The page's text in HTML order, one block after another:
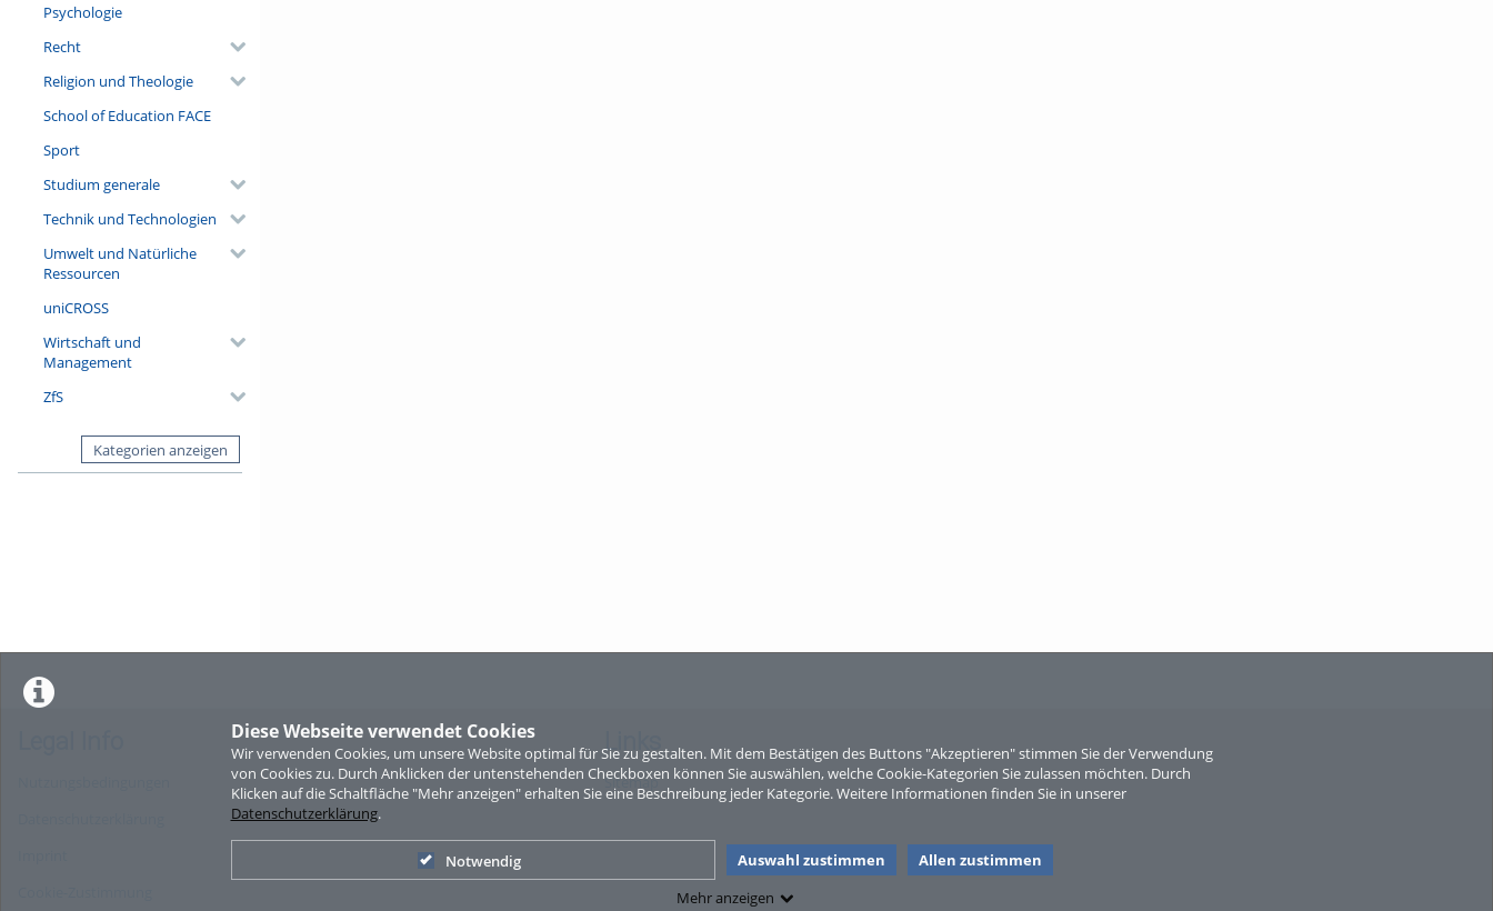
Diese Webseite verwendet Cookies
Wir verwenden Cookies, um unsere Website optimal für Sie zu gestalten. Mit dem Bestätigen des Buttons "Akzeptieren" stimmen Sie der Verwendung
von Cookies zu. Durch Anklicken der untenstehenden Checkboxen können Sie auswählen, welche Cookie-Kategorien Sie zulassen möchten. Durch
Klicken auf die Schaltfläche "Mehr anzeigen" erhalten Sie eine Beschreibung jeder Kategorie. Weitere Informationen finden Sie in unserer
Datenschutzerklärung.
Notwendig Auswahl zustimmen
Allen zustimmen
Mehr anzeigen
Psychologie
Recht
Religion und Theologie
School of Education FACE
Sport
Studium generale
Technik und Technologien
Umwelt und Natürliche
Ressourcen
uniCROSS
Wirtschaft und
Management
ZfS
Kategorien anzeigen
Sperber
Links
Sitemap